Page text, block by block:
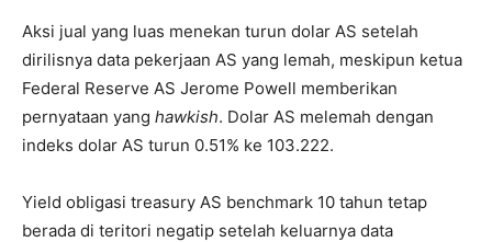
Aksi jual yang luas menekan turun dolar AS setelah
dirilisnya data pekerjaan AS yang lemah, meskipun ketua
Federal Reserve AS Jerome Powell memberikan
pernyataan yang hawkish. Dolar AS melemah dengan
indeks dolar AS turun 0.51% ke 103.222.
Yield obligasi treasury AS benchmark 10 tahun tetap
berada di teritori negatip setelah keluarnya data